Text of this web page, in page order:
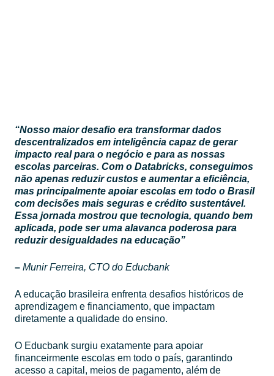
“Nosso maior desafio era transformar dados
descentralizados em inteligência capaz de gerar
impacto real para o negócio e para as nossas
escolas parceiras. Com o Databricks, conseguimos
não apenas reduzir custos e aumentar a eficiência,
mas principalmente apoiar escolas em todo o Brasil
com decisões mais seguras e crédito sustentável.
Essa jornada mostrou que tecnologia, quando bem
aplicada, pode ser uma alavanca poderosa para
reduzir desigualdades na educação”
– Munir Ferreira, CTO do Educbank
A educação brasileira enfrenta desafios históricos de
aprendizagem e financiamento, que impactam
diretamente a qualidade do ensino.
O Educbank surgiu exatamente para apoiar
financeirmente escolas em todo o país, garantindo
acesso a capital, meios de pagamento, além de